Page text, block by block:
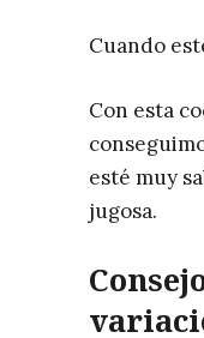
Cuando
Con esta
esté muy
jugosa.